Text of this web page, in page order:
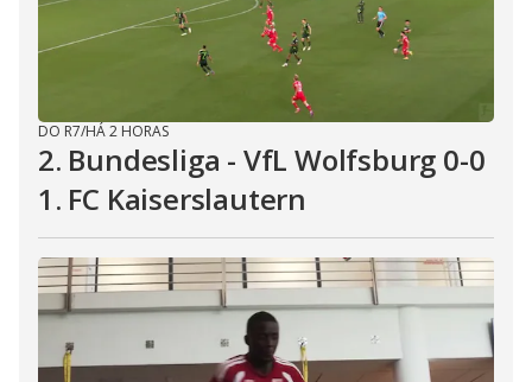
DO R7/HÁ 2 HORAS
2. Bundesliga - VfL Wolfsburg 0-0
1. FC Kaiserslautern